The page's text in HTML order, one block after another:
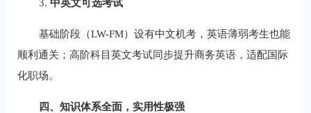
基础阶段（LW-FM）设有中文机考，英语薄弱考生也能
顺利通关；高阶科目英文考试同步提升商务英语，适配国际
化职场。
四、知识体系全面，实用性极强